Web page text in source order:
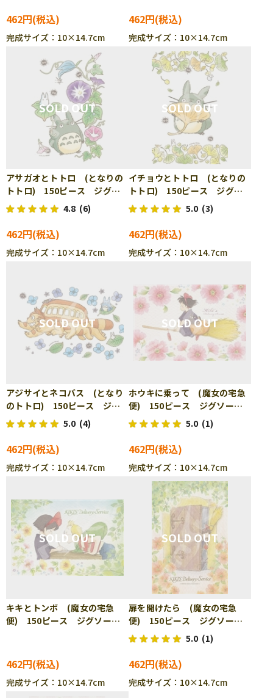
462円
完成サイズ：10×14.7cm
462円
完成サイズ：10×14.7cm
アサガオとトトロ (となりの
トトロ) 150ピース ジグソ
ーパズル ENS-150-G56
4.8 (6)
462円
完成サイズ：10×14.7cm
イチョウとトトロ (となりの
トトロ) 150ピース ジグソ
ーパズル ENS-150-G57
5.0 (3)
462円
完成サイズ：10×14.7cm
アジサイとネコバス (となり
のトトロ) 150ピース ジグ
ソーパズル ENS-150-G58
5.0 (4)
462円
完成サイズ：10×14.7cm
ホウキに乗って (魔女の宅急
便) 150ピース ジグソーパ
ズル ENS-150-G51
5.0 (1)
462円
完成サイズ：10×14.7cm
キキとトンボ (魔女の宅急
便) 150ピース ジグソーパ
462円
完成サイズ：10×14.7cm
扉を開けたら (魔女の宅急
便) 150ピース ジグソーパ
ズル ENS-150-G53
5.0 (1)
462円
完成サイズ：10×14.7cm